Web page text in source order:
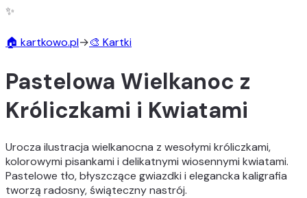
✨
🏠 kartkowo.pl→🎨 Kartki
Pastelowa Wielkanoc z
Króliczkami i Kwiatami
Urocza ilustracja wielkanocna z wesołymi króliczkami,
kolorowymi pisankami i delikatnymi wiosennymi kwiatami.
Pastelowe tło, błyszczące gwiazdki i elegancka kaligrafia
tworzą radosny, świąteczny nastrój.